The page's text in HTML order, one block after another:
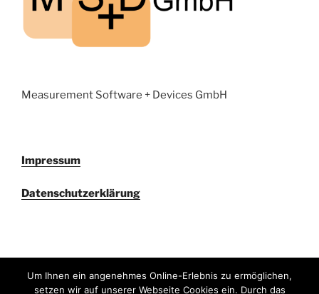
Measurement Software + Devices GmbH
Impressum
Datenschutzerklärung
E-
LinkedIn
Um Ihnen ein angenehmes Online-Erlebnis zu ermöglichen,
setzen wir auf unserer Webseite Cookies ein. Durch das